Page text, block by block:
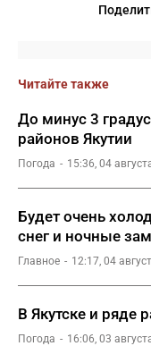
Читайте также
До минус 3
районов Якутии
Погода 15:36, 04
Будет очень
снег и ночные
Главное 12:17, 04
В Якутске и ряде
Погода 16:06, 03